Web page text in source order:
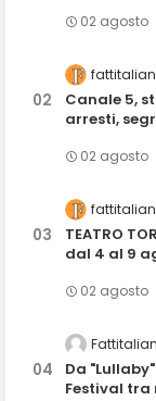
02 agosto
Canale 5,
arresti,
02 agosto
TEATRO
dal 4 al 9
02 agosto
Da
Festival tra